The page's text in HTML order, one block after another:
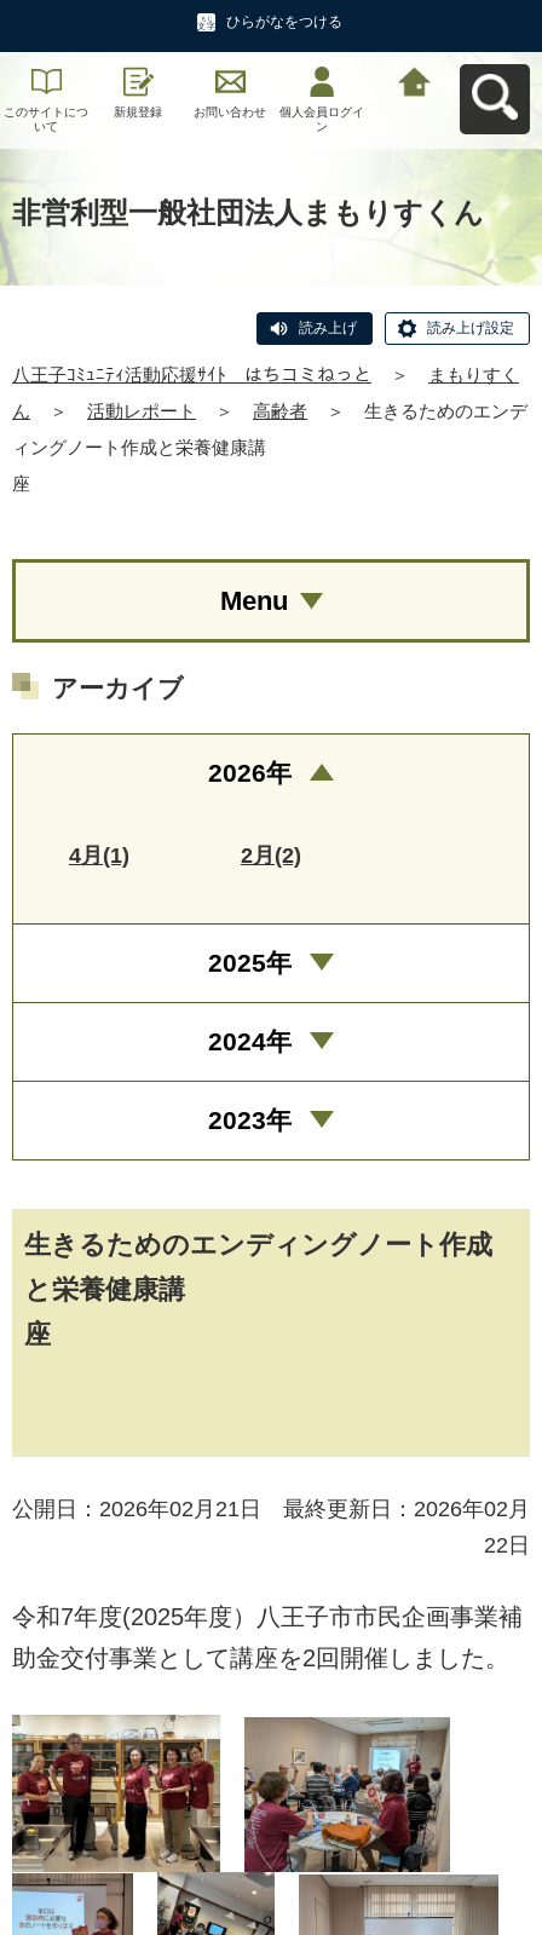
ひらがなをつける
このサイトにつ
いて
新規登録 お問い合わせ
個人会員ログイ
ン
非営利型一般社団法人まもりすくん
読み上げ 読み上げ設定
八王子ｺﾐｭﾆﾃｨ活動応援ｻｲﾄ はちコミねっと ＞
まもりすく
ん
＞ 活動レポート ＞ 高齢者 ＞
生きるためのエンデ
ィングノート作成と栄養健康講
座
生きるためのエンディングノート作成
と栄養健康講
座
公開日：2026年02月21日 最終更新日：2026年02月
22日
令和7年度(2025年度）八王子市市民企画事業補
助金交付事業として講座を2回開催しました。
Menu
アーカイブ
2026年
4月(1) 2月(2)
2025年
2024年
2023年